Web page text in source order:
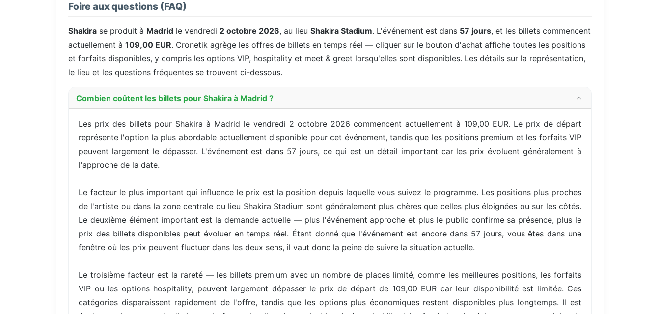
Foire aux questions (FAQ)
Shakira se produit à Madrid le vendredi 2 octobre 2026, au lieu Shakira Stadium. L'événement est dans 57 jours, et les billets commencent
actuellement à 109,00 EUR. Cronetik agrège les offres de billets en temps réel — cliquer sur le bouton d'achat affiche toutes les positions
et forfaits disponibles, y compris les options VIP, hospitality et meet & greet lorsqu'elles sont disponibles. Les détails sur la représentation,
le lieu et les questions fréquentes se trouvent ci-dessous.
Combien coûtent les billets pour Shakira à Madrid ?
Les prix des billets pour Shakira à Madrid le vendredi 2 octobre 2026 commencent actuellement à 109,00 EUR. Le prix de départ
représente l'option la plus abordable actuellement disponible pour cet événement, tandis que les positions premium et les forfaits VIP
peuvent largement le dépasser. L'événement est dans 57 jours, ce qui est un détail important car les prix évoluent généralement à
l'approche de la date.
Le facteur le plus important qui influence le prix est la position depuis laquelle vous suivez le programme. Les positions plus proches
de l'artiste ou dans la zone centrale du lieu Shakira Stadium sont généralement plus chères que celles plus éloignées ou sur les côtés.
Le deuxième élément important est la demande actuelle — plus l'événement approche et plus le public confirme sa présence, plus le
prix des billets disponibles peut évoluer en temps réel. Étant donné que l'événement est encore dans 57 jours, vous êtes dans une
fenêtre où les prix peuvent fluctuer dans les deux sens, il vaut donc la peine de suivre la situation actuelle.
Le troisième facteur est la rareté — les billets premium avec un nombre de places limité, comme les meilleures positions, les forfaits
VIP ou les options hospitality, peuvent largement dépasser le prix de départ de 109,00 EUR car leur disponibilité est limitée. Ces
catégories disparaissent rapidement de l'offre, tandis que les options plus économiques restent disponibles plus longtemps. Il est